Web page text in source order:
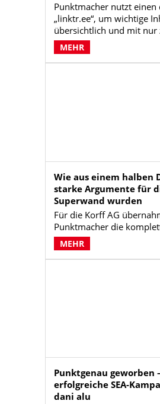
Punktmacher nutzt einen
„linktr.ee“, um wichtige
übersichtlich und mit nur
erreichbar zu machen.
die Startseite zu schicken,
Link gezielt zu relevanten
MEHR
Wie aus einem halben
starke Argumente für
Superwand wurden
Für die Korff AG
Punktmacher die
Organisation und
Videodrehs – mit dem
und Vorurteile rund um
Media oder im Vertrieb.
MEHR
Punktgenau geworben
erfolgreiche SEA-
dani alu